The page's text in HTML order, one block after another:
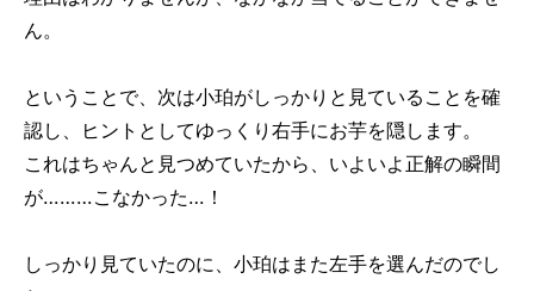
ん。
ということで、次は小珀がしっかりと見ていることを確
認し、ヒントとしてゆっくり右手にお芋を隠します。
これはちゃんと見つめていたから、いよいよ正解の瞬間
が………こなかった…！
しっかり見ていたのに、小珀はまた左手を選んだのでし